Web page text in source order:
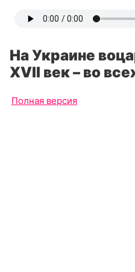
На Украине
XVII век – во
Полная версия